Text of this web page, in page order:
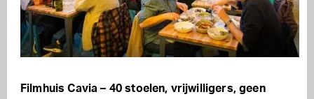
Filmhuis Cavia – 40 stoelen, vrijwilligers, geen